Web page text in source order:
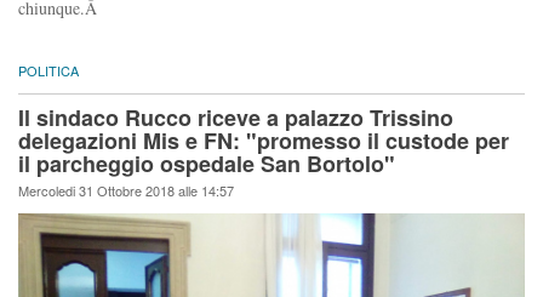
chiunque.Â
POLITICA
Il sindaco Rucco riceve a palazzo Trissino
delegazioni Mis e FN: "promesso il custode per
il parcheggio ospedale San Bortolo"
Mercoledi 31 Ottobre 2018 alle 14:57